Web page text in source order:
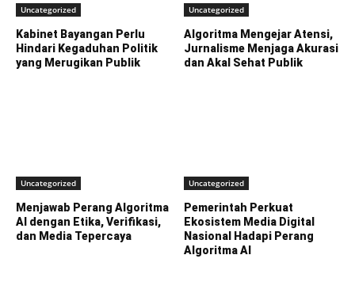
Uncategorized
Kabinet Bayangan Perlu
Hindari Kegaduhan Politik
yang Merugikan Publik
Uncategorized
Algoritma Mengejar Atensi,
Jurnalisme Menjaga Akurasi
dan Akal Sehat Publik
Uncategorized
Menjawab Perang Algoritma
AI dengan Etika, Verifikasi,
dan Media Tepercaya
Uncategorized
Pemerintah Perkuat
Ekosistem Media Digital
Nasional Hadapi Perang
Algoritma AI